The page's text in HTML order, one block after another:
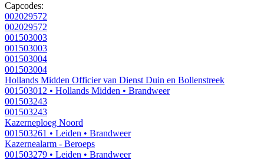
Capcodes:
002029572
002029572
001503003
001503003
001503004
001503004
Hollands Midden Officier van Dienst Duin en Bollenstreek
001503012 • Hollands Midden • Brandweer
001503243
001503243
Kazerneploeg Noord
001503261 • Leiden • Brandweer
Kazernealarm - Beroeps
001503279 • Leiden • Brandweer